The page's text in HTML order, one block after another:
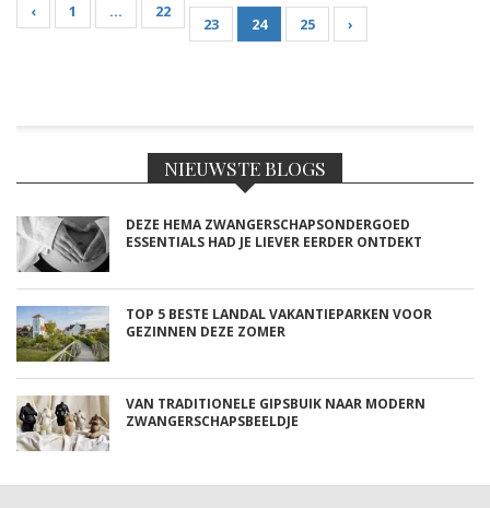
‹ 1 … 22
23 24 25 ›
NIEUWSTE BLOGS
DEZE HEMA ZWANGERSCHAPSONDERGOED
ESSENTIALS HAD JE LIEVER EERDER ONTDEKT
TOP 5 BESTE LANDAL VAKANTIEPARKEN VOOR
GEZINNEN DEZE ZOMER
VAN TRADITIONELE GIPSBUIK NAAR MODERN
ZWANGERSCHAPSBEELDJE